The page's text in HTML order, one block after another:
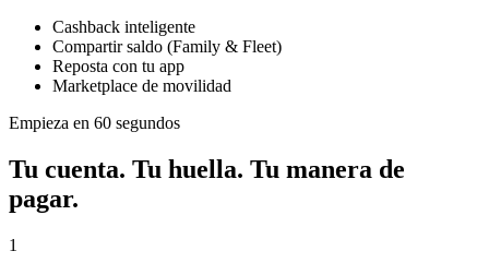
Cashback inteligente
Compartir saldo (Family & Fleet)
Reposta con tu app
Marketplace de movilidad
Empieza en 60 segundos
Tu cuenta. Tu huella. Tu manera de
pagar.
1